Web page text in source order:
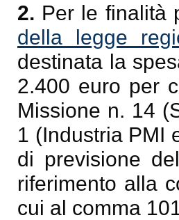
2. Per le finalità
della legge
destinata la
2.400 euro per
Missione n. 14
1 (Industria PMI
di previsione
riferimento alla
cui al comma